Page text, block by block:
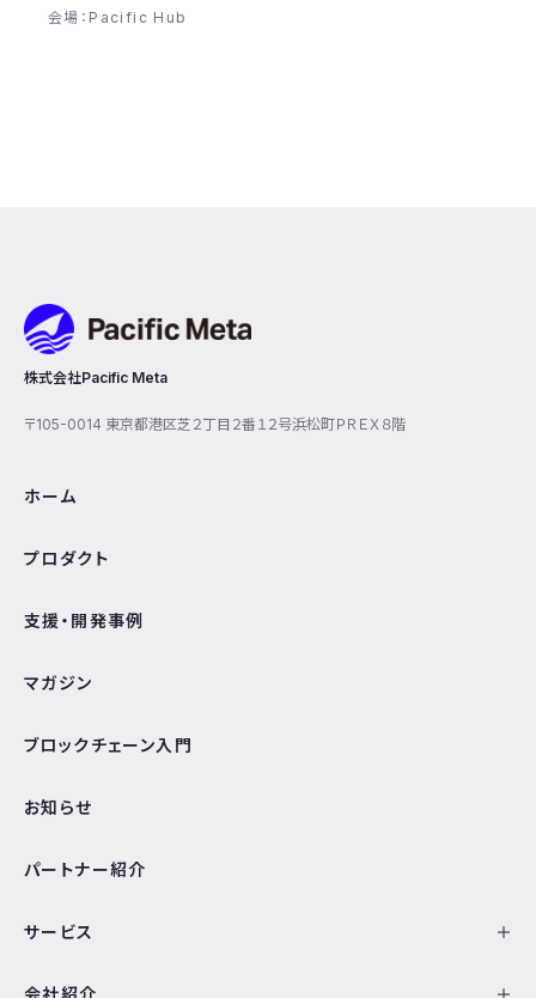
会場：Pacific Hub
株式会社Pacific Meta
〒105-0014 東京都港区芝２丁目２番１２号浜松町ＰＲＥＸ８階
ホーム
プロダクト
支援・開発事例
マガジン
ブロックチェーン入門
お知らせ
パートナー紹介
サービス